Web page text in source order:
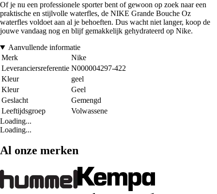
Of je nu een professionele sporter bent of gewoon op zoek naar een
praktische en stijlvolle waterfles, de NIKE Grande Bouche Oz
waterfles voldoet aan al je behoeften. Dus wacht niet langer, koop de
jouwe vandaag nog en blijf gemakkelijk gehydrateerd op Nike.
Aanvullende informatie
Merk
Nike
Leveranciersreferentie N000004297-422
Kleur
geel
Kleur
Geel
Geslacht
Gemengd
Leeftijdsgroep
Volwassene
Loading...
Loading...
Al onze merken